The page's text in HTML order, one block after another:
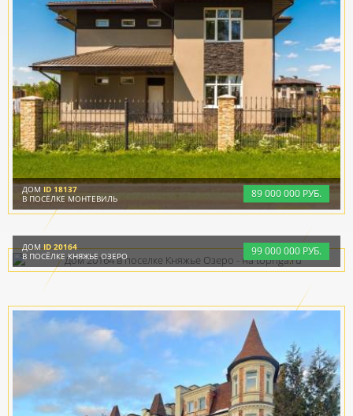
89000000 РУБ.
ДОМ ID 18137
В ПОСЁЛКЕ МОНТЕВИЛЬ
99000000 РУБ.
ДОМID 20164
В ПОСЁЛКЕ КНЯЖЬЕ ОЗЕРО